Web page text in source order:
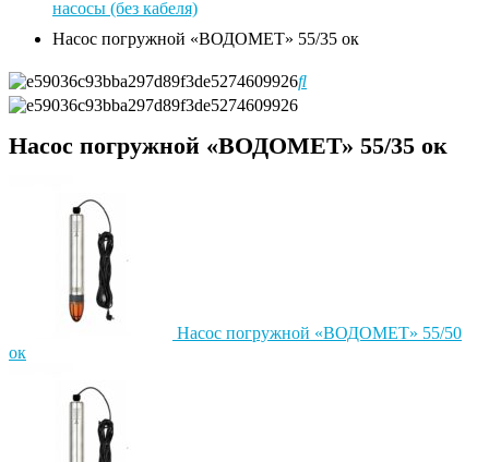
насосы (без кабеля)
Насос погружной «ВОДОМЕТ» 55/35 ок
Насос погружной «ВОДОМЕТ» 55/35 ок
Насос погружной «ВОДОМЕТ» 55/50
ок